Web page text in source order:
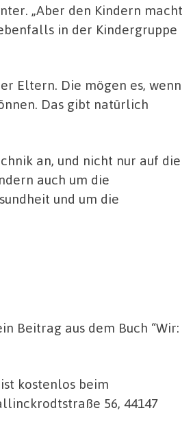
„Aber den Kindern macht
in der Kindergruppe
Eltern. Die mögen es, wenn
Das gibt natürlich
an, und nicht nur auf die
auch um die
und um die
Beitrag aus dem Buch “Wir:
kostenlos beim
56, 44147